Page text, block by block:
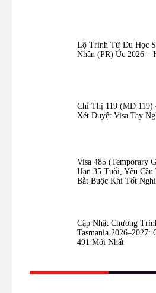
Lộ Trình Từ Du Học
Nhân (PR) Úc 2026 –
Chỉ Thị 119 (MD
Xét Duyệt Visa Tay
Visa 485 (Temporary
Hạn 35 Tuổi, Yêu
Bắt Buộc Khi Tốt
Cập Nhật Chương
Tasmania 2026–2027:
491 Mới Nhất